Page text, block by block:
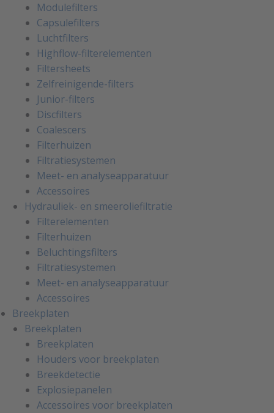
Modulefilters
Capsulefilters
Luchtfilters
Highflow-filterelementen
Filtersheets
Zelfreinigende-filters
Junior-filters
Discfilters
Coalescers
Filterhuizen
Filtratiesystemen
Meet- en analyseapparatuur
Accessoires
Hydrauliek- en smeeroliefiltratie
Filterelementen
Filterhuizen
Beluchtingsfilters
Filtratiesystemen
Meet- en analyseapparatuur
Accessoires
Breekplaten
Breekplaten
Breekplaten
Houders voor breekplaten
Breekdetectie
Explosiepanelen
Accessoires voor breekplaten